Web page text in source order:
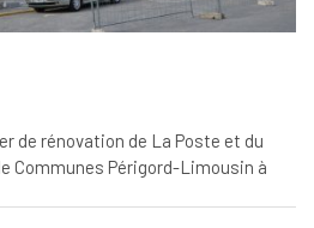
de rénovation de La Poste et du
Communes Périgord-Limousin à